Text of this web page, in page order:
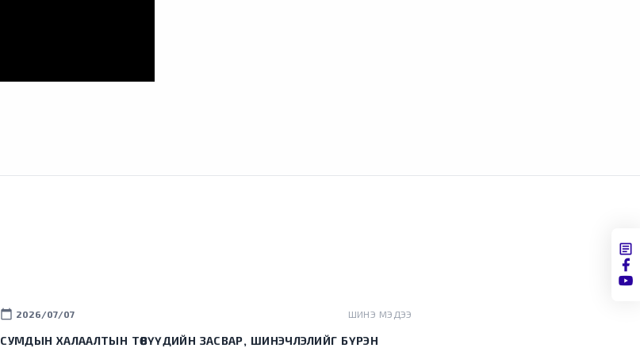
calendar_today 2026/07/07 ШИНЭ МЭДЭЭ
СУМДЫН ХАЛААЛТЫН ТӨВҮҮДИЙН ЗАСВАР, ШИНЭЧЛЭЛИЙГ БҮРЭН